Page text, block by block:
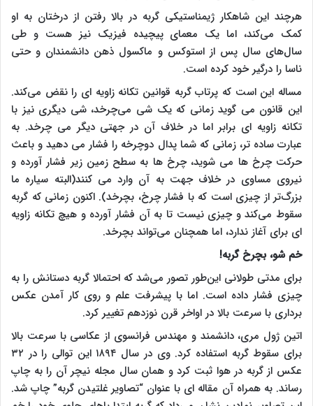
هرچند این شاهکار ژیمناستیکی گربه در بالا رفتن از درختان به او
کمک می‌کند، اما یک معمای پیچیده فیزیک نیز هست و طی
سال‌های سال پس از استوکس و ماکسول ذهن دانشمندان و حتی
ناسا را درگیر خود کرده است.
مساله این است که پرتاب گربه قوانین تکانه زاویه ای را نقض می‌کند.
این قانون می گوید زمانی که یک شی می‌چرخد، شی دیگری نیز با
تکانه زاویه ای برابر اما در خلاف آن در جهتی دیگر می چرخد. به
عبارت ساده تر، زمانی که شما پدال دوچرخه را فشار می دهید و باعث
حرکت چرخ ها می شوید، چرخ ها به سطح زمین زیر فشار آورده و
نیروی مساوی در خلاف جهت به آن وارد می کنند(البته سیاره ما
بزرگ‌تر از چیزی است که با فشار چرخ، بچرخد). اکنون زمانی که گربه
سقوط می‌کند و چیزی نیست تا به آن فشار آورده و هیچ تکانه زاویه
ای برای آغاز ندارد، اما همچنان می‌تواند بچرخد.
خم شو، بچرخ گربه!
برای مدتی طولانی این‌طور تصور می‌شد که احتمالا گربه دستانش را به
چیزی فشار داده است. اما با پیشرفت علم و روی کار آمدن عکس
برداری با سرعت بالا در اواخر قرن نوزدهم تغییر کرد.
اتین ژول مری، دانشمند و مهندس فرانسوی از عکاسی با سرعت بالا
برای سقوط گربه استفاده کرد. وی در سال ۱۸۹۴ این توالی را در ۳۲
عکس از گربه در هوا ثبت کرد و همان سال مجله نیچر آن را به چاپ
رساند. به همراه آن مقاله ای با عنوان “تصاویر غلتیدن گربه” چاپ شد.